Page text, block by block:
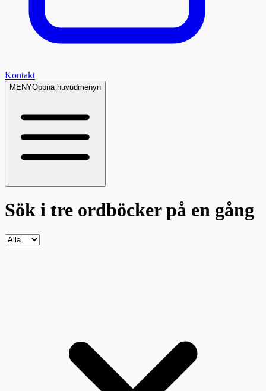
Kontakt
MENYÖppna huvudmenyn
Sök i tre ordböckerpå en gång